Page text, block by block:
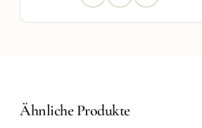
Ähnliche Produkte